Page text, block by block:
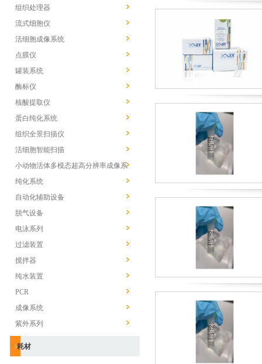
组织处理器
流式细胞仪
活细胞成像系统
点膜仪
罐装系统
酶标仪
核酸提取仪
蛋白纯化系统
组织全景扫描仪
活细胞智能扫描
小动物活体多模态超高分辨率成像系
统
纯化系统
自动化辅助设备
脱气设备
电泳系列
过滤装置
搅拌器
纯水装置
PCR
成像系统
紫外系列
耗材